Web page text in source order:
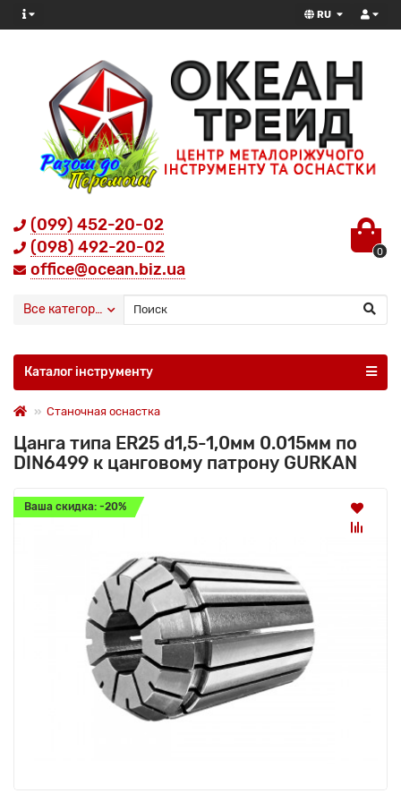
RU
(099) 452-20-02
(098) 492-20-02
office@ocean.biz.ua
0
Все категории
Каталог інструменту
Станочная оснастка
Цанга типа ER25 d1,5-1,0мм 0.015мм по
DIN6499 к цанговому патрону GURKAN
Ваша скидка: -20%